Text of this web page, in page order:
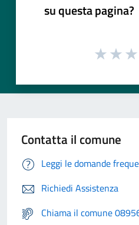
su questa pagina?
Contatta il comune
Leggi le domande
Richiedi Assistenza
Chiama il comune